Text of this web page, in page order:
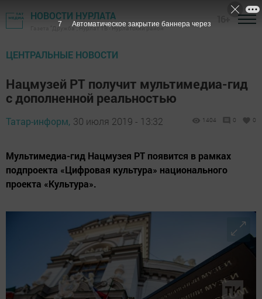
НОВОСТИ НУРЛАТА
Газета "Дружба", Нурлат ТВ - Нурлатский район
ЦЕНТРАЛЬНЫЕ НОВОСТИ
Нацмузей РТ получит мультимедиа-гид
с дополненной реальностью
Татар-информ, 30 июля 2019 - 13:32 1404 0 0
Мультимедиа-гид Нацмузея РТ появится в рамках
подпроекта «Цифровая культура» национального
проекта «Культура».
6 Автоматическое закрытие баннера через